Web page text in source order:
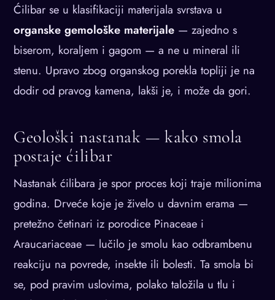
Ćilibar se u klasifikaciji materijala svrstava u
organske gemološke materijale — zajedno s
biserom, koraljem i gagom — a ne u mineral ili
stenu. Upravo zbog organskog porekla topliji je na
dodir od pravog kamena, lakši je, i može da gori.
Geološki nastanak — kako smola
postaje ćilibar
Nastanak ćilibara je spor proces koji traje milionima
godina. Drveće koje je živelo u davnim erama —
pretežno četinari iz porodice Pinaceae i
Araucariaceae — lučilo je smolu kao odbrambenu
reakciju na povrede, insekte ili bolesti. Ta smola bi
se, pod pravim uslovima, polako taložila u tlu i